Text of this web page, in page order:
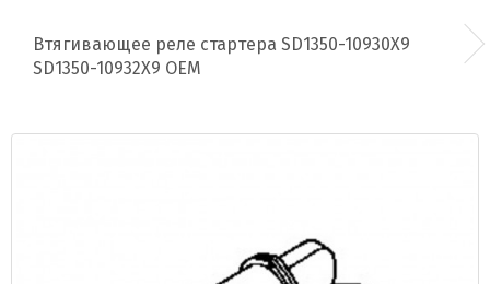
Допустимые форматы: .xls, .xlsx
Втягивающее реле стартера SD1350-10930X9
SD1350-10932X9 OEM